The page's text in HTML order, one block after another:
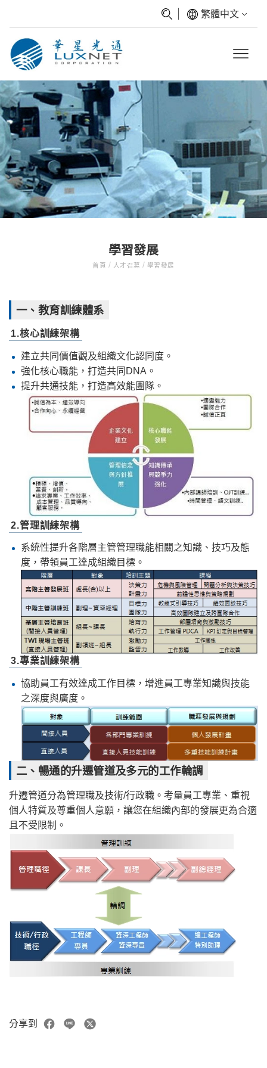
繁體中文
學習發展
首頁 / 人才召募 / 學習發展
一、教育訓練體系
1.核心訓練架構
建立共同價值觀及組織文化認同度。
強化核心職能，打造共同DNA。
提升共通技能，打造高效能團隊。
2.管理訓練架構
系統性提升各階層主管管理職能相關之知識、技巧及態
度，帶領員工達成組織目標。
3.專業訓練架構
協助員工有效達成工作目標，增進員工專業知識與技能
之深度與廣度。
二、暢通的升遷管道及多元的工作輪調
升遷管道分為管理職及技術/行政職。考量員工專業、重視
個人特質及尊重個人意願，讓您在組織內部的發展更為合適
且不受限制。
分享到